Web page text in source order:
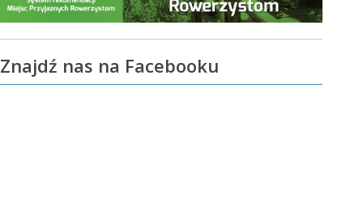
Znajdź nas na Facebooku